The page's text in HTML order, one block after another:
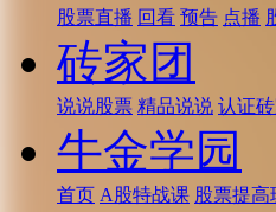
股票直播 回看 预告 点播
砖家团
说说股票 精品说说 认证
牛金学园
首页 A股特战课 股票提高